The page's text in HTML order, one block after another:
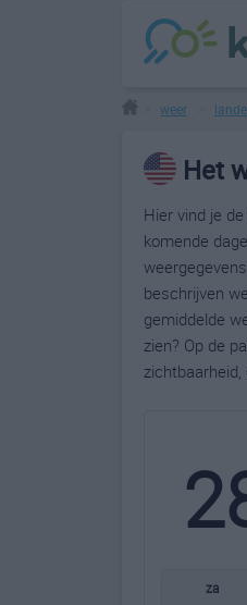
weer
Het
Hier vind je
komende
beschrijven
gemiddelde
zien? Op de
za